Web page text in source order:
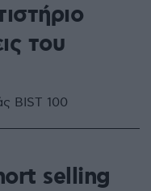
του
BIST 100
selling